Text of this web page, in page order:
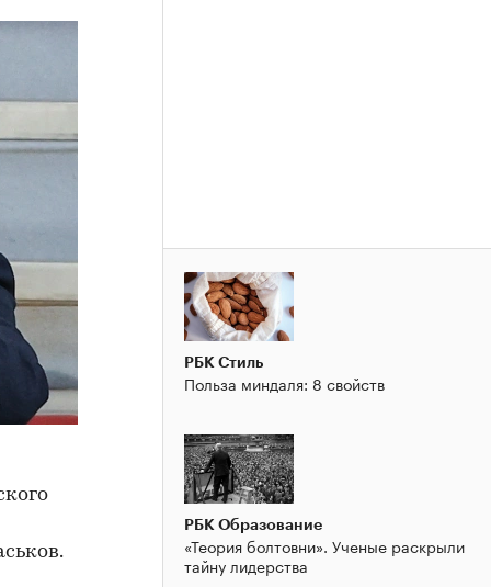
РБК Стиль
Польза миндаля: 8 свойств
РБК Образование
«Теория болтовни». Ученые раскрыли
тайну лидерства